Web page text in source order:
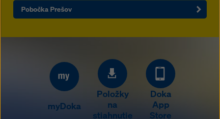
Pobočka Prešov
myDoka
Položky
na
stiahnutie
Doka
App
Store